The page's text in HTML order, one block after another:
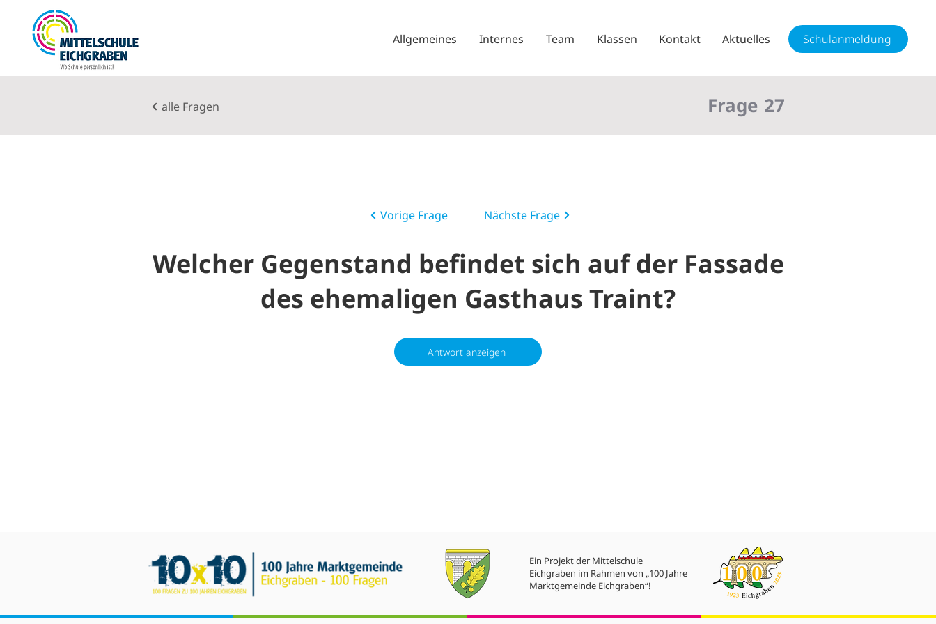
Allgemeines Internes Team Klassen Kontakt Aktuelles Schulanmeldung
alle Fragen Frage 27
Vorige Frage Nächste Frage
Welcher Gegenstand befindet sich auf der Fassade
des ehemaligen Gasthaus Traint?
Antwort anzeigen
Ein Projekt der Mittelschule
Eichgraben im Rahmen von „100 Jahre
Marktgemeinde Eichgraben“!